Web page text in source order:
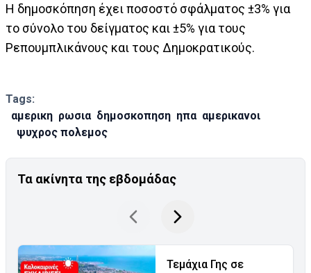
Η δημοσκόπηση έχει ποσοστό σφάλματος ±3% για
το σύνολο του δείγματος και ±5% για τους
Ρεπουμπλικάνους και τους Δημοκρατικούς.
Tags:
αμερικη ρωσια δημοσκοπηση ηπα αμερικανοι
ψυχρος πολεμος
Τα ακίνητα της εβδομάδας
Τεμάχια Γης σε